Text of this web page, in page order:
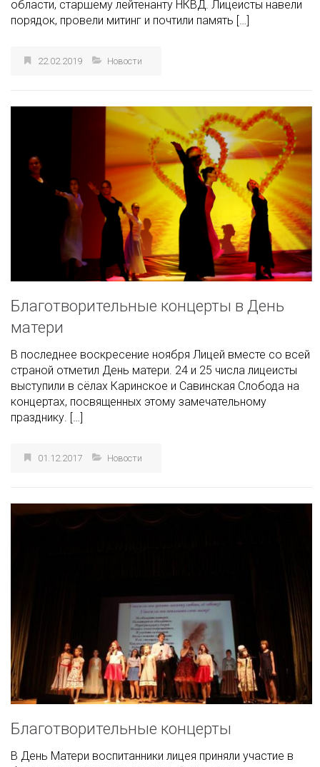
области, старшему лейтенанту НКВД. Лицеисты навели
порядок, провели митинг и почтили память […]
22.02.2019 Новости
Благотворительные концерты в День
матери
В последнее воскресение ноября Лицей вместе со всей
страной отметил День матери. 24 и 25 числа лицеисты
выступили в сёлах Каринское и Савинская Слобода на
концертах, посвященных этому замечательному
празднику. […]
01.12.2017 Новости
Благотворительные концерты
В День Матери воспитанники лицея приняли участие в